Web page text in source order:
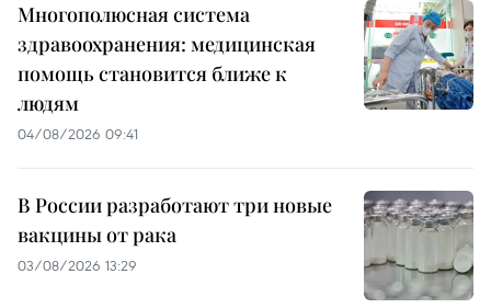
Многополюсная система
здравоохранения: медицинская
помощь становится ближе к
людям
04/08/2026 09:41
В России разработают три новые
вакцины от рака
03/08/2026 13:29